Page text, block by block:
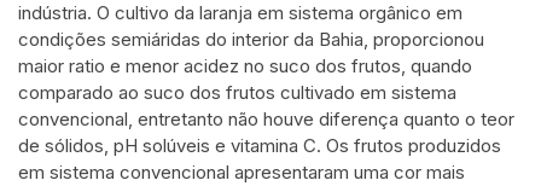
indústria. O cultivo da laranja em sistema orgânico em
condições semiáridas do interior da Bahia, proporcionou
maior ratio e menor acidez no suco dos frutos, quando
comparado ao suco dos frutos cultivado em sistema
convencional, entretanto não houve diferença quanto o teor
de sólidos, pH solúveis e vitamina C. Os frutos produzidos
em sistema convencional apresentaram uma cor mais